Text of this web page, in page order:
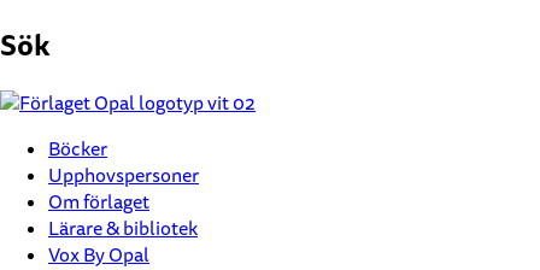
till
Sök
Böcker
Upphovspersoner
Om förlaget
Lärare & bibliotek
Vox By Opal